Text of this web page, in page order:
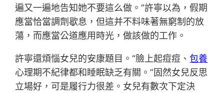
遍又一遍地告知她不要這么做。”許寧以為，假期
應當恰當調劑歇息，但這并不料味著無窮制的放
蕩，而應當公道應用時光，做該做的工作。
許寧還煩惱女兒的安康題目。“臉上起痘痘、包養
心理期不紀律都和睡眠缺乏有關。”固然女兒反思
立場好，可是履行力很差。女兒有數次下定決